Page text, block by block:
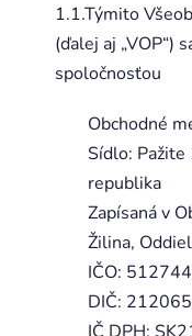
1.1.Týmito
(ďalej aj „VOP“)
spoločnosťou
Obchodné
Sídlo:
republika
Zapísaná v
Žilina,
IČO:
DIČ: